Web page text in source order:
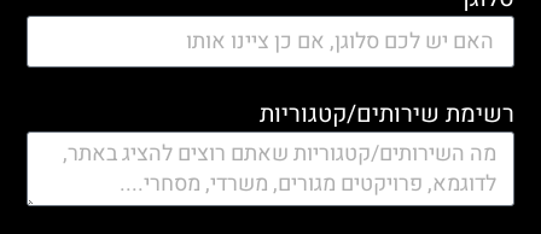
רשימת שירותים/קטגוריות